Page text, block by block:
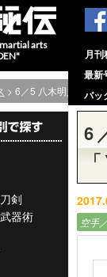
arts
月刊
最新
バッ
> 6／5 八木明人師範
剣
器術
6
空手